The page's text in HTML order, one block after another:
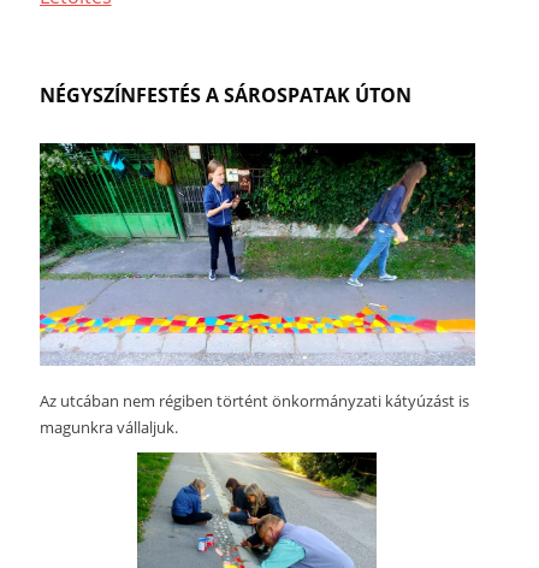
NÉGYSZÍNFESTÉS A SÁROSPATAK ÚTON
Az utcában nem régiben történt önkormányzati kátyúzást is
magunkra vállaljuk.